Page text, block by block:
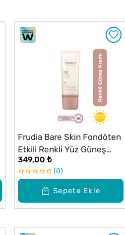
Sepete Ekle
Frudia Bare Skin Fondöten
Etkili Renkli Yüz Güneş
Kremi SPF50 PA++++ 40 g
349,00 ₺
0